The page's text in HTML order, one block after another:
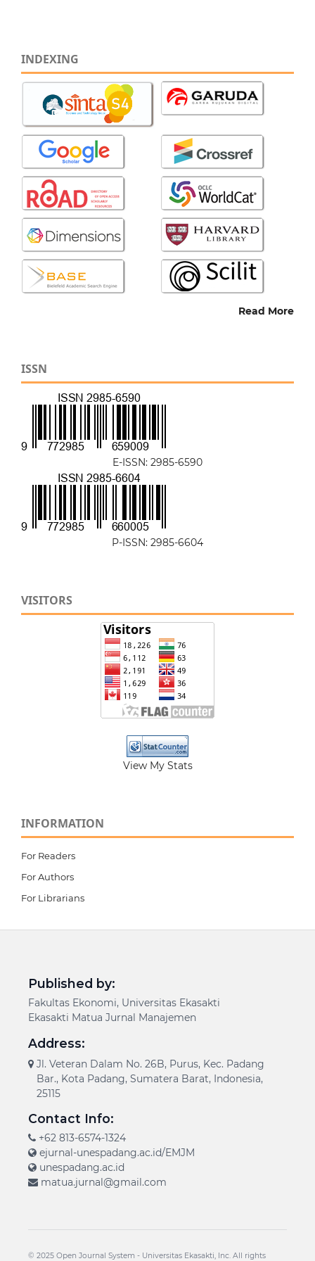
INDEXING
Read More
ISSN
E-ISSN: 2985-6590
P-ISSN: 2985-6604
VISITORS
View My Stats
INFORMATION
For Readers
For Authors
For Librarians
Published by:
Fakultas Ekonomi, Universitas Ekasakti
Ekasakti Matua Jurnal Manajemen
Address:
Jl. Veteran Dalam No. 26B, Purus, Kec. Padang
Bar., Kota Padang, Sumatera Barat, Indonesia,
25115
Contact Info:
+62 813-6574-1324
ejurnal-unespadang.ac.id/EMJM
unespadang.ac.id
matua.jurnal@gmail.com
© 2025 Open Journal System - Universitas Ekasakti , Inc. All rights